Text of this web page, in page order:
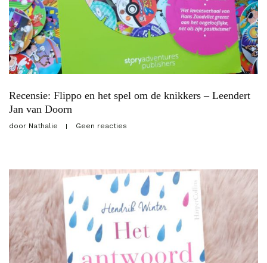
Recensie: Flippo en het spel om de knikkers – Leendert
Jan van Doorn
door Nathalie Geen reacties